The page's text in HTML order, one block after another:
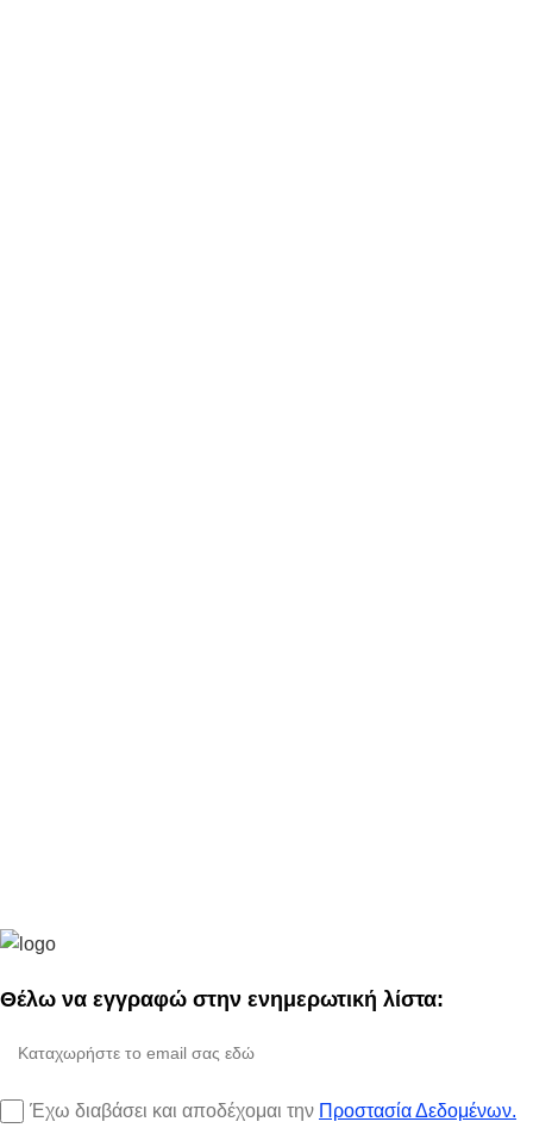
Θέλω να εγγραφώ στην ενημερωτική λίστα:
Έχω διαβάσει και αποδέχομαι την Προστασία Δεδομένων.